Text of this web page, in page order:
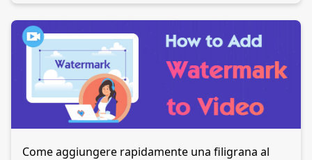
Come aggiungere rapidamente una filigrana al